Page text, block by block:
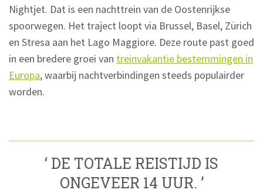
Nightjet. Dat is een nachttrein van de Oostenrijkse
spoorwegen. Het traject loopt via Brussel, Basel, Zürich
en Stresa aan het Lago Maggiore. Deze route past goed
in een bredere groei van treinvakantie bestemmingen in
Europa, waarbij nachtverbindingen steeds populairder
worden.
‘ DE TOTALE REISTIJD IS
ONGEVEER 14 UUR. ’